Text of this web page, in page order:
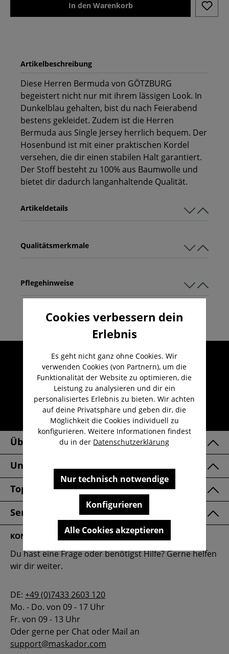
In den Warenkorb
Artikelbeschreibung
Diese Herren Bermuda von GÖTZBURG
begeistert nicht nur mit ihrem lässigen Look. In
Dunkelblau gehalten, bist du nach Feierabend
bestens gekleidet. Zudem ist die Herren
Bermuda aus Single Jersey herrlich bequem. Der
Hosenbund ist mit einer praktischen Kordel
versehen, die dir einen stabilen Halt garantiert.
Der Stoff besteht zu 100% aus Baumwolle und
bietet dir dadurch langanhaltende Qualität.
Qualitätsmerkmale
Artikeldetails
Pflegehinweise
Umfangreicher Kundenservice
Kauf auf Rechnung
Kostenloser Versand ab 29,-€
Lieferzeit 1-3 Werktage
30 Tage kostenlose Retoure
Über Uns
Unsere Marken
Top Kategorien
Service & FAQ
KONTAKT
Du hast eine Frage oder benötigst Hilfe? Gerne helfen
wir dir weiter.
DE: +49 (0)7433 2603 120
Mo. - Do. von 09 - 17 Uhr
Fr. von 09 - 13 Uhr
Oder gerne per Chat oder Mail an
support@maskador.com
Cookies verbessern dein
Erlebnis
Es geht nicht ganz ohne Cookies. Wir
verwenden Cookies (von Partnern), um die
Funktionalität der Website zu optimieren, die
Leistung zu analysieren und dir ein
personalisiertes Erlebnis zu bieten. Wir achten
auf deine Privatsphäre und geben dir, die
Möglichkeit die Cookies individuell zu
konfigurieren. Weitere Informationen findest
du in der Datenschutzerklärung
Nur technisch notwendige
Konfigurieren
Alle Cookies akzeptieren